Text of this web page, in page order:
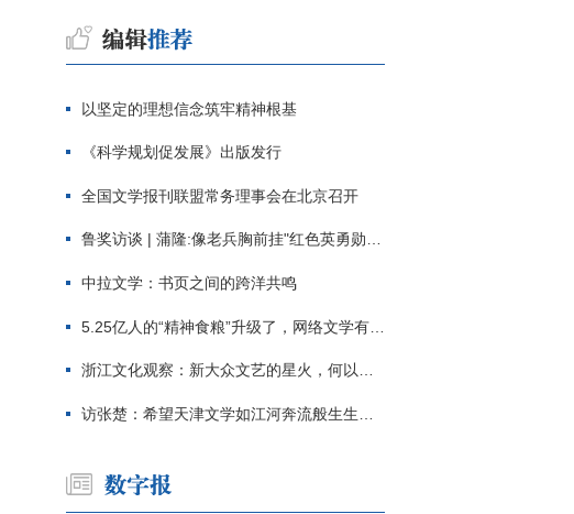
以坚定的理想信念筑牢精神根基
《科学规划促发展》出版发行
全国文学报刊联盟常务理事会在北京召开
鲁奖访谈 | 蒲隆:像老兵胸前挂"红色英勇勋章"
中拉文学：书页之间的跨洋共鸣
5.25亿人的“精神食粮”升级了，网络文学有了哪些新变化？
浙江文化观察：新大众文艺的星火，何以燎原？
访张楚：希望天津文学如江河奔流般生生不息